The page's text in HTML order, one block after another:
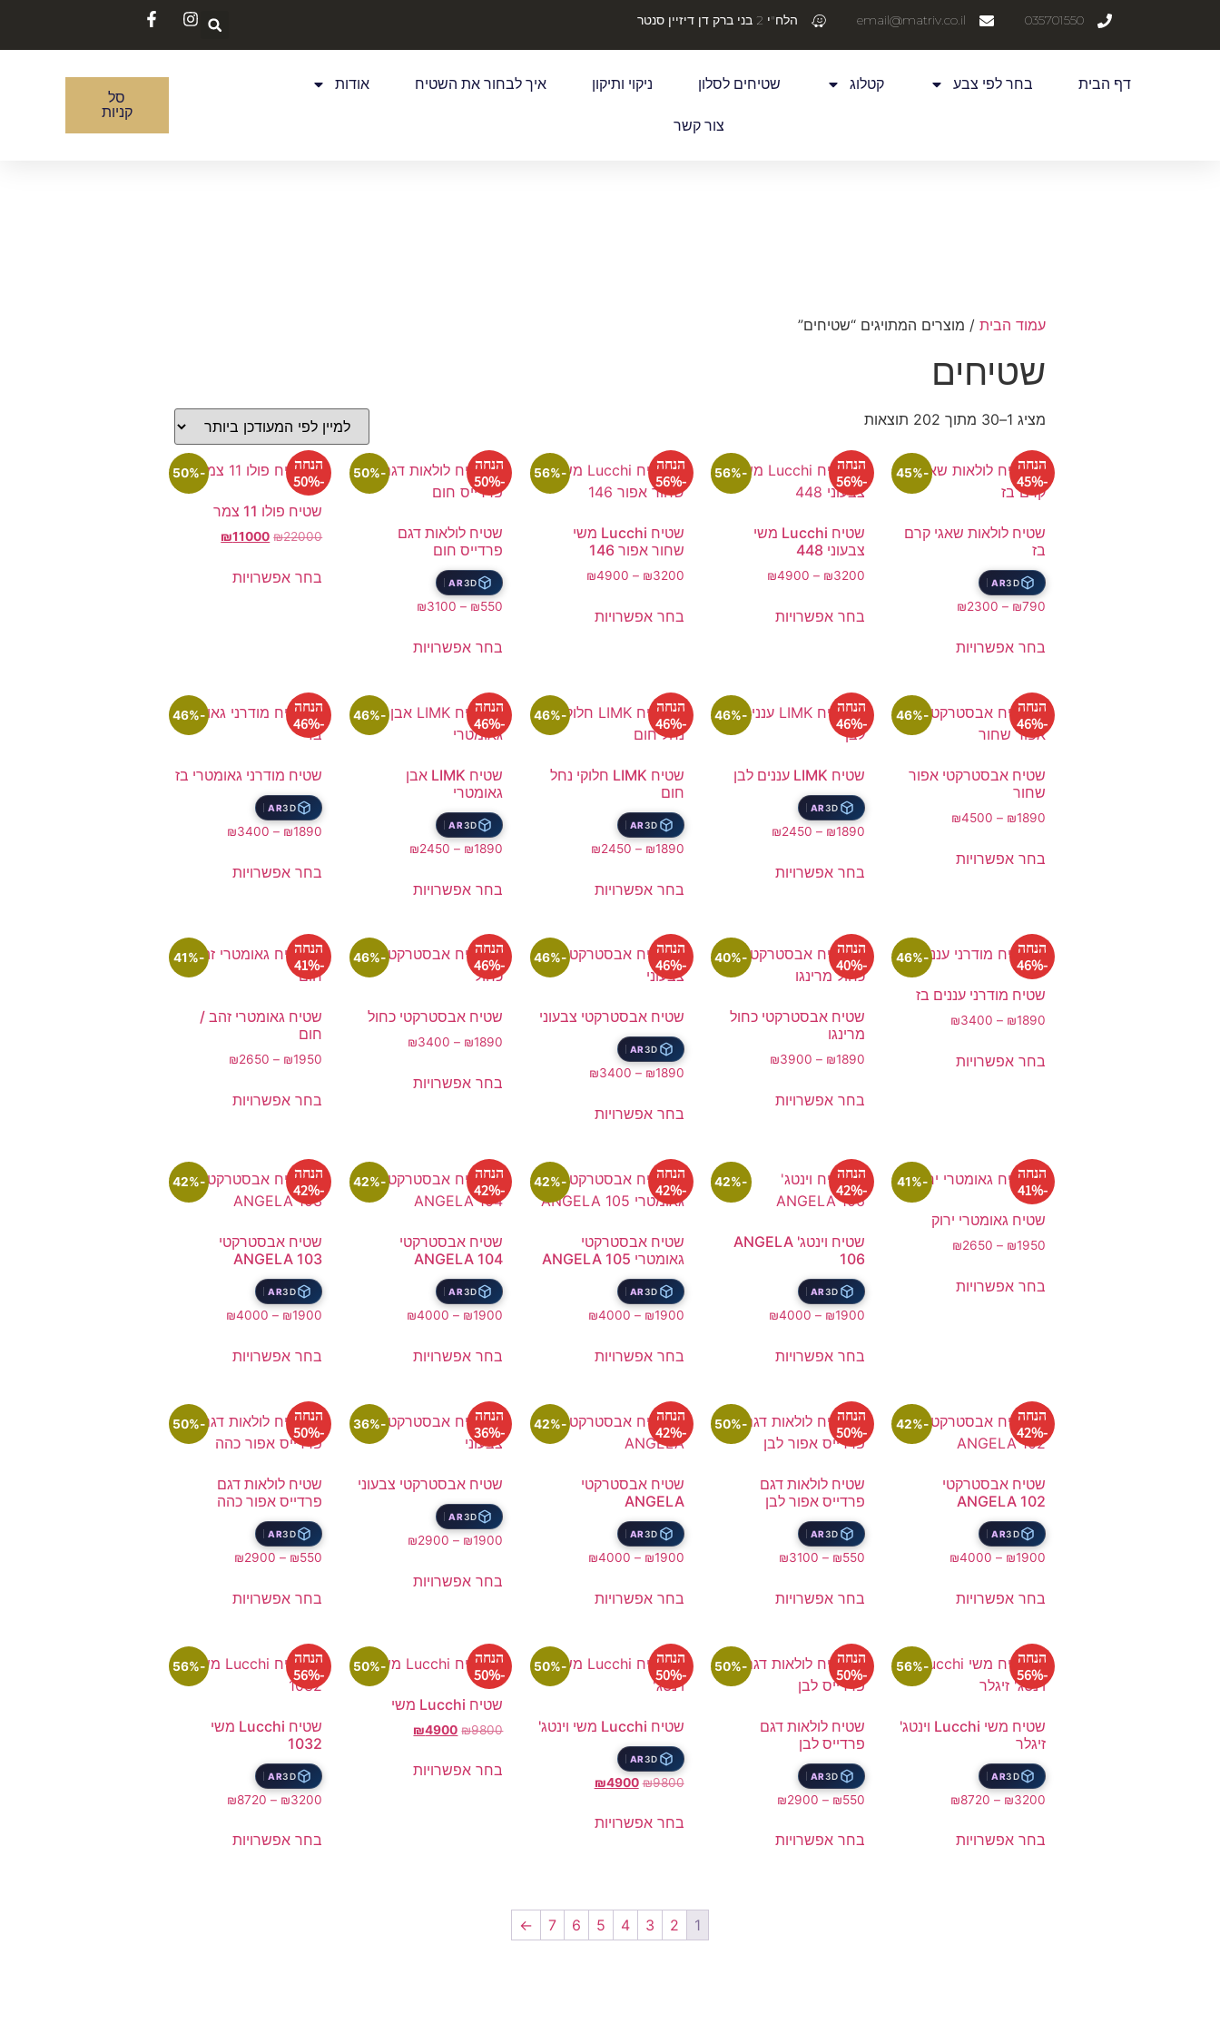
035701550
email@matriv.co.il הלח"י 2 בני ברק דן דיזיין סנטר
דף הבית בחר לפי צבע קטלוג שטיחים לסלון ניקוי ותיקון איך לבחור את השטיח אודות
צור קשר
סל
קניות
עמוד הבית / מוצרים המתויגים “שטיחים”
שטיחים
מציג 1–30 מתוך 202 תוצאות
-45%
הנחה
-45%
שטיח לולאות שאגי קרם
בז
3D
AR
₪790
–
₪2300
בחר אפשרויות
-56%
הנחה
-56%
שטיח Lucchi משי
צבעוני 448
₪3200
–
₪4900
בחר אפשרויות
-56%
הנחה
-56%
שטיח Lucchi משי
שחור אפור 146
₪3200
–
₪4900
בחר אפשרויות
-50%
הנחה
-50%
שטיח לולאות דגם
פרדייס חום
3D
AR
₪550
–
₪3100
בחר אפשרויות
-50%
הנחה
-50%
שטיח פולו 11 צמר
₪22000
₪11000
בחר אפשרויות
-46%
הנחה
-46%
שטיח אבסטרקטי אפור
שחור
₪1890
–
₪4500
בחר אפשרויות
-46%
הנחה
-46%
שטיח LIMK עננים לבן
3D
AR
₪1890
–
₪2450
בחר אפשרויות
-46%
הנחה
-46%
שטיח LIMK חלוקי נחל
חום
3D
AR
₪1890
–
₪2450
בחר אפשרויות
-46%
הנחה
-46%
שטיח LIMK אבן
גאומטרי
3D
AR
₪1890
–
₪2450
בחר אפשרויות
-46%
הנחה
-46%
שטיח מודרני גאומטרי בז
3D
AR
₪1890
–
₪3400
בחר אפשרויות
-46%
הנחה
-46%
שטיח מודרני עננים בז
₪1890
–
₪3400
בחר אפשרויות
-40%
הנחה
-40%
שטיח אבסטרקטי כחול
מרינגו
₪1890
–
₪3900
בחר אפשרויות
-46%
הנחה
-46%
שטיח אבסטרקטי צבעוני
3D
AR
₪1890
–
₪3400
בחר אפשרויות
-46%
הנחה
-46%
שטיח אבסטרקטי כחול
₪1890
–
₪3400
בחר אפשרויות
-41%
הנחה
-41%
שטיח גאומטרי זהב /
חום
₪1950
–
₪2650
בחר אפשרויות
-41%
הנחה
-41%
שטיח גאומטרי ירוק
₪1950
–
₪2650
בחר אפשרויות
-42%
הנחה
-42%
שטיח וינטג' ANGELA
106
3D
AR
₪1900
–
₪4000
בחר אפשרויות
-42%
הנחה
-42%
שטיח אבסטרקטי
גאומטרי ANGELA 105
3D
AR
₪1900
–
₪4000
בחר אפשרויות
-42%
הנחה
-42%
שטיח אבסטרקטי
ANGELA 104
3D
AR
₪1900
–
₪4000
בחר אפשרויות
-42%
הנחה
-42%
שטיח אבסטרקטי
ANGELA 103
3D
AR
₪1900
–
₪4000
בחר אפשרויות
-42%
הנחה
-42%
שטיח אבסטרקטי
ANGELA 102
3D
AR
₪1900
–
₪4000
בחר אפשרויות
-50%
הנחה
-50%
שטיח לולאות דגם
פרדייס אפור לבן
3D
AR
₪550
–
₪3100
בחר אפשרויות
-42%
הנחה
-42%
שטיח אבסטרקטי
ANGELA
3D
AR
₪1900
–
₪4000
בחר אפשרויות
-36%
הנחה
-36%
שטיח אבסטרקטי צבעוני
3D
AR
₪1900
–
₪2900
בחר אפשרויות
-50%
הנחה
-50%
שטיח לולאות דגם
פרדייס אפור כהה
3D
AR
₪550
–
₪2900
בחר אפשרויות
-56%
הנחה
-56%
שטיח משי Lucchi וינטג'
זיגלר
3D
AR
₪3200
–
₪8720
בחר אפשרויות
-50%
הנחה
-50%
שטיח לולאות דגם
פרדייס לבן
3D
AR
₪550
–
₪2900
בחר אפשרויות
-50%
הנחה
-50%
שטיח Lucchi משי וינטג'
3D
AR
₪9800
₪4900
בחר אפשרויות
-50%
הנחה
-50%
שטיח Lucchi משי
₪9800
₪4900
בחר אפשרויות
-56%
הנחה
-56%
שטיח Lucchi משי
1032
3D
AR
₪3200
–
₪8720
בחר אפשרויות
1
2
3
4
5
6
7
←